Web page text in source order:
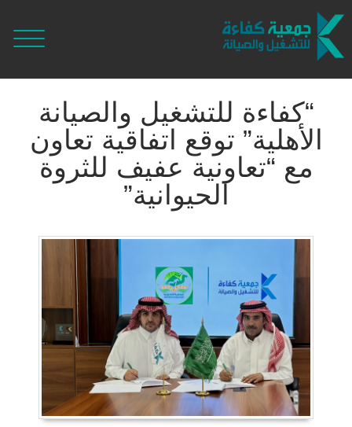
“كفاءة للتشغيل والصيانة
الأهلية” توقع اتفاقية تعاون
مع “تعاونية عفيف للثروة
الحيوانية”